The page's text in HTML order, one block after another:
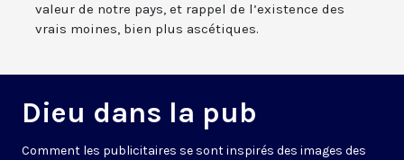
valeur de notre pays, et rappel de l’existence des
vrais moines, bien plus ascétiques.
Dieu dans la pub
Comment les publicitaires se sont inspirés des images des